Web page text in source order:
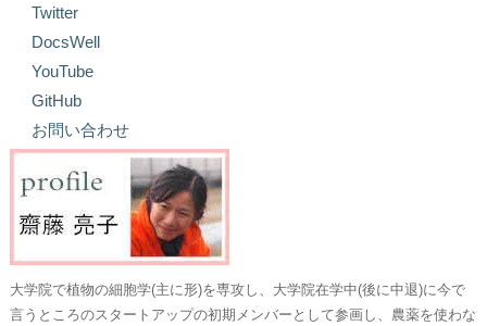
Twitter
DocsWell
YouTube
GitHub
お問い合わせ
大学院で植物の細胞学(主に形)を専攻し、大学院在学中(後に中退)に今で
言うところのスタートアップの初期メンバーとして参画し、農薬を使わな